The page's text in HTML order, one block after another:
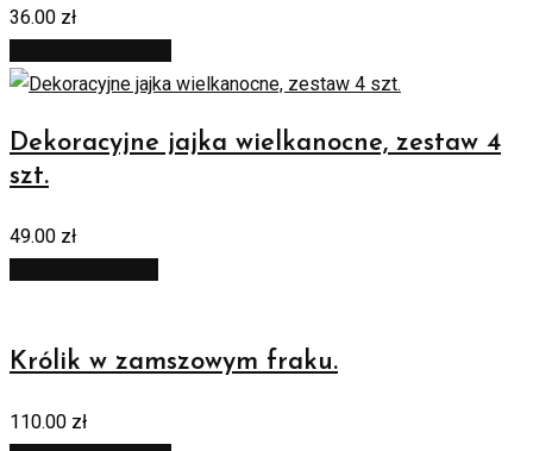
36.00 zł
Dekoracyjne jajka wielkanocne, zestaw 4
szt.
49.00 zł
Królik w zamszowym fraku.
110.00 zł